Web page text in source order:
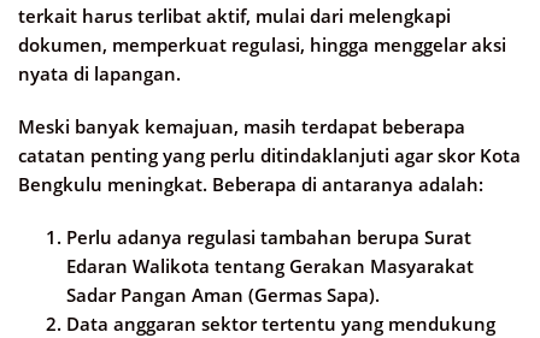
terkait harus terlibat aktif, mulai dari melengkapi
dokumen, memperkuat regulasi, hingga menggelar aksi
nyata di lapangan.
Meski banyak kemajuan, masih terdapat beberapa
catatan penting yang perlu ditindaklanjuti agar skor Kota
Bengkulu meningkat. Beberapa di antaranya adalah:
Perlu adanya regulasi tambahan berupa Surat
Edaran Walikota tentang Gerakan Masyarakat
Sadar Pangan Aman (Germas Sapa).
Data anggaran sektor tertentu yang mendukung